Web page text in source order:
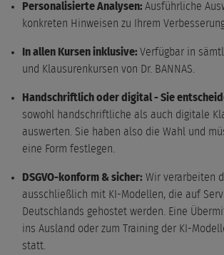
Personalisierte Analysen: Ausführliche
konkreten Hinweisen zu Ihrem
In allen Kursen inklusive: Verfügbar in
und Klausurenkursen von Dr. BANNAS.
Handschriftlich oder digital - Sie
sowohl handschriftliche als auch digitale
auswerten. Sie haben also die Wahl und
eine Form festlegen.
DSGVO-konform & sicher: Wir verarbeiten
ausschließlich mit KI-Modellen, die auf
Deutschlands gehostet werden. Eine
ins Ausland oder zum Training der KI-
statt.